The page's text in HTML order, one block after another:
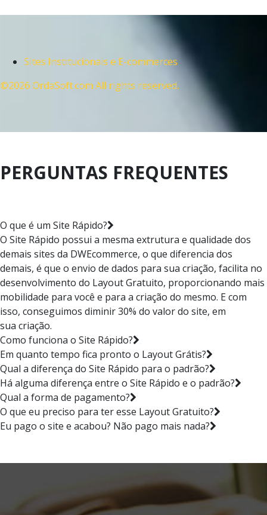
Sites Institucionais e E-commerces
©2026 OrdaSoft.com All rights reserved.
PERGUNTAS FREQUENTES
O que é um Site Rápido?
O Site Rápido possui a mesma extrutura e qualidade dos
demais sites da DWEcommerce, o que diferencia dos
demais, é que o envio de dados para sua criação, facilita no
desenvolvimento do Layout Gratuito, proporcionando mais
mobilidade para você e para a criação do mesmo. E com
isso, conseguimos diminir 30% do valor do site, em
sua criação.
Como funciona o Site Rápido?
Em quanto tempo fica pronto o Layout Grátis?
Qual a diferença do Site Rápido para o padrão?
Há alguma diferença entre o Site Rápido e o padrão?
Qual a forma de pagamento?
O que eu preciso para ter esse Layout Gratuito?
Eu pago o site e acabou? Não pago mais nada?